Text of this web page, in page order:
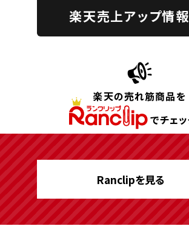
楽天売上アップ情報
Ranclipを見る